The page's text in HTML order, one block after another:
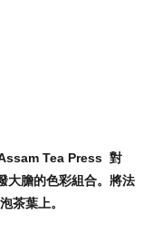
Tea Press 對
大膽的色彩組合。將法
茶葉上。